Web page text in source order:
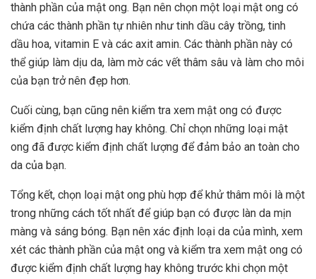
thành phần của mật ong. Bạn nên chọn một loại mật ong có
chứa các thành phần tự nhiên như tinh dầu cây trồng, tinh
dầu hoa, vitamin E và các axit amin. Các thành phần này có
thể giúp làm dịu da, làm mờ các vết thâm sâu và làm cho môi
của bạn trở nên đẹp hơn.
Cuối cùng, bạn cũng nên kiểm tra xem mật ong có được
kiểm định chất lượng hay không. Chỉ chọn những loại mật
ong đã được kiểm định chất lượng để đảm bảo an toàn cho
da của bạn.
Tổng kết, chọn loại mật ong phù hợp để khử thâm môi là một
trong những cách tốt nhất để giúp bạn có được làn da mịn
màng và sáng bóng. Bạn nên xác định loại da của mình, xem
xét các thành phần của mật ong và kiểm tra xem mật ong có
được kiểm định chất lượng hay không trước khi chọn một